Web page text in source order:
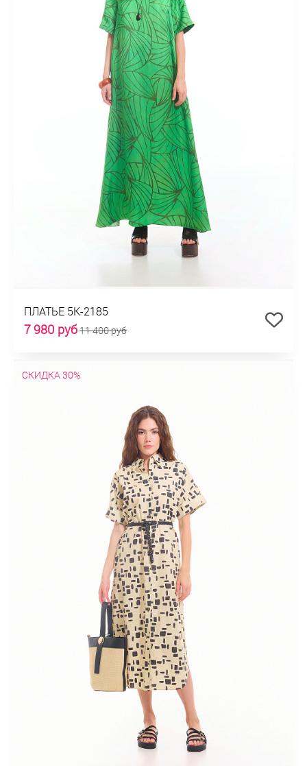
ПЛАТЬЕ 5К-2185
7 980 руб11 400 руб
СКИДКА 30%